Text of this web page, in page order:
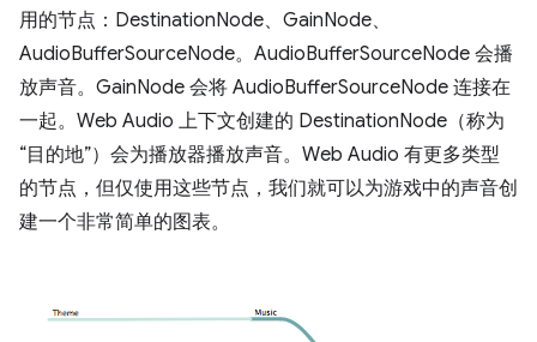
用的节点：DestinationNode、GainNode、
AudioBufferSourceNode。AudioBufferSourceNode 会播
放声音。GainNode 会将 AudioBufferSourceNode 连接在
一起。Web Audio 上下文创建的 DestinationNode（称为
“目的地”）会为播放器播放声音。Web Audio 有更多类型
的节点，但仅使用这些节点，我们就可以为游戏中的声音创
建一个非常简单的图表。